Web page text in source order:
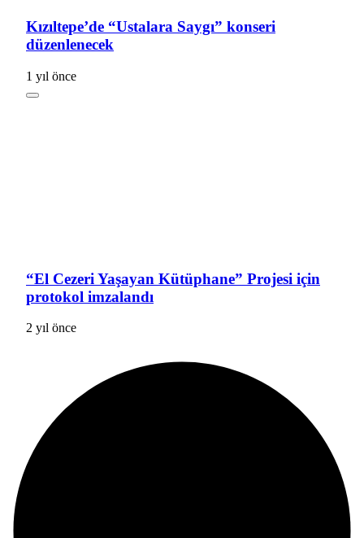
Kızıltepe’de “Ustalara Saygı” konseri
düzenlenecek
1 yıl önce
“El Cezeri Yaşayan Kütüphane” Projesi için
protokol imzalandı
2 yıl önce